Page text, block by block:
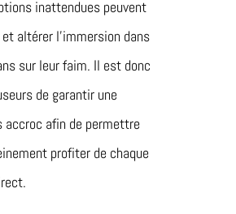
inattendues peuvent
altérer l’immersion dans
sur leur faim. Il est donc
de garantir une
afin de permettre
profiter de chaque